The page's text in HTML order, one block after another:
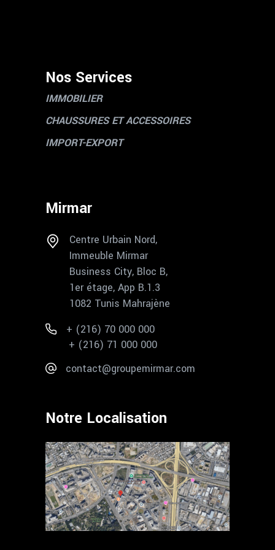
Nos Services
IMMOBILIER
CHAUSSURES ET ACCESSOIRES
IMPORT-EXPORT
Mirmar
Centre Urbain Nord,
Immeuble Mirmar
Business City, Bloc B,
1er étage, App B.1.3
1082 Tunis Mahrajène
+ (216) 70 000 000
+ (216) 71 000 000
contact@groupemirmar.com
Notre Localisation